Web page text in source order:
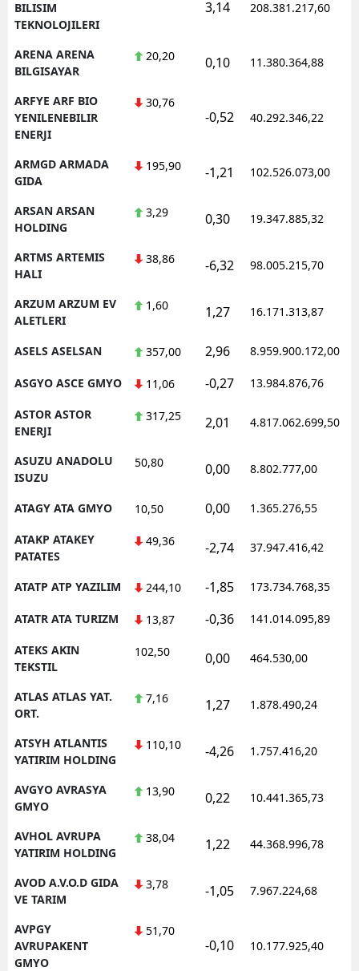
BILISIM
TEKNOLOJILERI
3,14 208.381.217,60
ARENA ARENA
BILGISAYAR
20,20 0,10 11.380.364,88
ARFYE ARF BIO
YENILENEBILIR
ENERJI
30,76
-0,52 40.292.346,22
ARMGD ARMADA
GIDA
195,90 -1,21 102.526.073,00
ARSAN ARSAN
HOLDING
3,29 0,30 19.347.885,32
ARTMS ARTEMIS
HALI
38,86 -6,32 98.005.215,70
ARZUM ARZUM EV
ALETLERI
1,60 1,27 16.171.313,87
ASELS ASELSAN 357,00 2,96 8.959.900.172,00
ASGYO ASCE GMYO 11,06 -0,27 13.984.876,76
ASTOR ASTOR
ENERJI
317,25 2,01 4.817.062.699,50
ASUZU ANADOLU
ISUZU
50,80 0,00 8.802.777,00
ATAGY ATA GMYO 10,50 0,00 1.365.276,55
ATAKP ATAKEY
PATATES
49,36 -2,74 37.947.416,42
ATATP ATP YAZILIM 244,10 -1,85 173.734.768,35
ATATR ATA TURIZM 13,87 -0,36 141.014.095,89
ATEKS AKIN
TEKSTIL
102,50 0,00 464.530,00
ATLAS ATLAS YAT.
ORT.
7,16 1,27 1.878.490,24
ATSYH ATLANTIS
YATIRIM HOLDING
110,10 -4,26 1.757.416,20
AVGYO AVRASYA
GMYO
13,90 0,22 10.441.365,73
AVHOL AVRUPA
YATIRIM HOLDING
38,04 1,22 44.368.996,78
AVOD A.V.O.D GIDA
VE TARIM
3,78 -1,05 7.967.224,68
AVPGY
AVRUPAKENT
GMYO
51,70
-0,10 10.177.925,40